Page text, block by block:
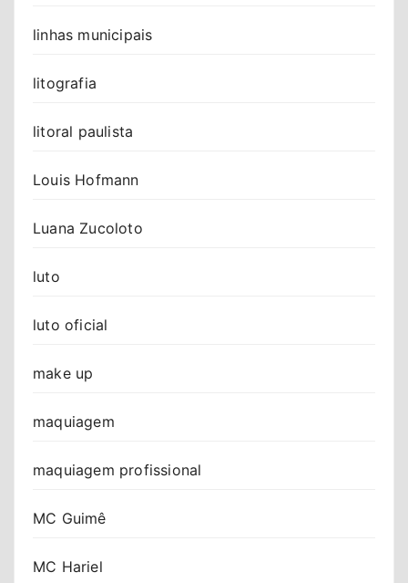
linhas municipais
litografia
litoral paulista
Louis Hofmann
Luana Zucoloto
luto
luto oficial
make up
maquiagem
maquiagem profissional
MC Guimê
MC Hariel